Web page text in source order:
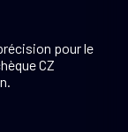
pour le
CZ